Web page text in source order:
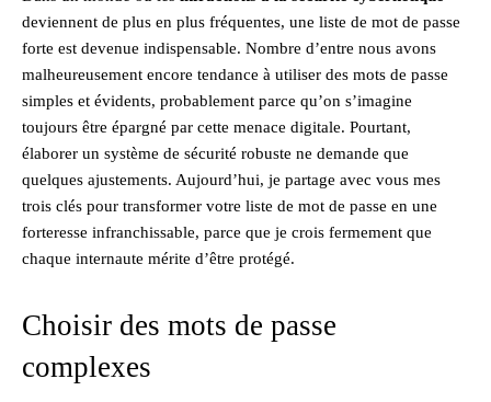
deviennent de plus en plus fréquentes, une liste de mot de passe
forte est devenue indispensable. Nombre d’entre nous avons
malheureusement encore tendance à utiliser des mots de passe
simples et évidents, probablement parce qu’on s’imagine
toujours être épargné par cette menace digitale. Pourtant,
élaborer un système de sécurité robuste ne demande que
quelques ajustements. Aujourd’hui, je partage avec vous mes
trois clés pour transformer votre liste de mot de passe en une
forteresse infranchissable, parce que je crois fermement que
chaque internaute mérite d’être protégé.
Choisir des mots de passe
complexes